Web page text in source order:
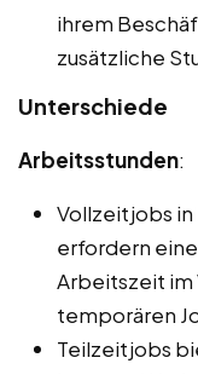
ihrem
zusätzliche
Unterschiede
Arbeitsstunden:
Vollzeitjobs in
erfordern
Arbeitszeit im
temporären
Teilzeitjobs